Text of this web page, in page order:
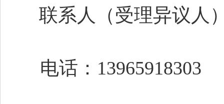
联系人（受理异议人
电话： 13965918303